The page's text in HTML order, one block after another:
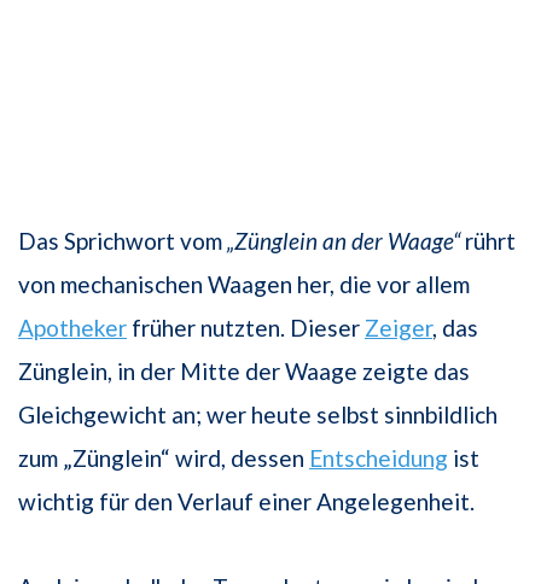
Das Sprichwort vom„Zünglein an der Waage“rührt
von mechanischen Waagen her, die vor allem
Apotheker früher nutzten. Dieser Zeiger, das
Zünglein, in der Mitte der Waage zeigte das
Gleichgewicht an; wer heute selbst sinnbildlich
zum „Zünglein“ wird, dessen Entscheidung ist
wichtig für den Verlauf einer Angelegenheit.